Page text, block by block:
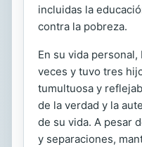
incluidas la
contra la pobreza.
En su vida
veces y tuvo tres
tumultuosa y
de la verdad y la
de su vida. A pesar
y separaciones,